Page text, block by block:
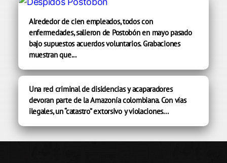
Alrededor de cien empleados, todos con
enfermedades, salieron de Postobón en mayo pasado
bajo supuestos acuerdos voluntarios. Grabaciones
muestran que...
Una red criminal de disidencias y acaparadores
devoran parte de la Amazonía colombiana. Con vías
ilegales, un “catastro” extorsivo y violaciones...